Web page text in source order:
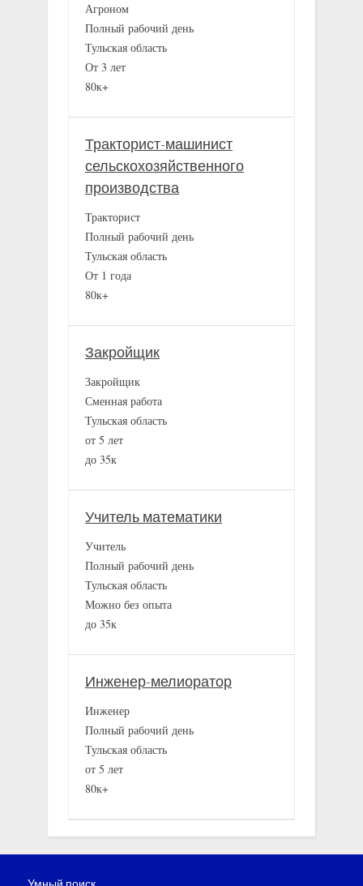
Агроном
Полный рабочий день
Тульская область
От 3 лет
80к+
Тракторист-машинист
сельскохозяйственного
производства
Тракторист
Полный рабочий день
Тульская область
От 1 года
80к+
Закройщик
Закройщик
Сменная работа
Тульская область
от 5 лет
до 35к
Учитель математики
Учитель
Полный рабочий день
Тульская область
Можно без опыта
до 35к
Инженер-мелиоратор
Инженер
Полный рабочий день
Тульская область
от 5 лет
80к+